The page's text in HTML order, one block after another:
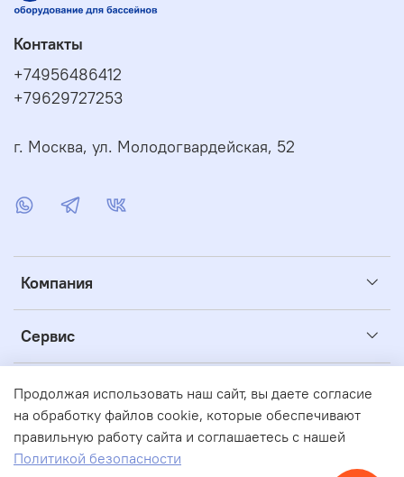
Компания
Сервис
Полезное
Контакты
+74956486412
+79629727253
г. Москва, ул. Молодогвардейская, 52
© 2004-2026 "АКВАБАС" Интернет-магазин бассейнов
Продолжая использовать наш сайт, вы даете согласие
на обработку файлов cookie, которые обеспечивают
правильную работу сайта и соглашаетесь с нашей
Политикой безопасности